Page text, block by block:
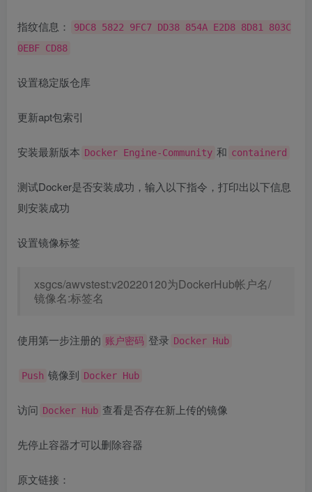
指纹信息：
9DC8 5822 9FC7 DD38 854A E2D8 8D81 803C
0EBF CD88
设置稳定版仓库
更新apt包索引
安装最新版本 Docker Engine-Community 和 containerd
测试Docker是否安装成功，输入以下指令，打印出以下信息
则安装成功
设置镜像标签
xsgcs/awvstest:v20220120为DockerHub帐户名/
镜像名:标签名
使用第一步注册的 账户密码 登录 Docker Hub
Push 镜像到 Docker Hub
访问 Docker Hub 查看是否存在新上传的镜像
先停止容器才可以删除容器
原文链接：